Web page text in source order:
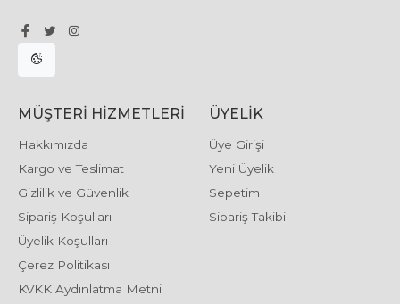
MÜŞTERI HIZMETLERI
Hakkımızda
Kargo ve Teslimat
Gizlilik ve Güvenlik
Sipariş Koşulları
Üyelik Koşulları
Çerez Politikası
KVKK Aydınlatma Metni
ÜYELIK
Üye Girişi
Yeni Üyelik
Sepetim
Sipariş Takibi